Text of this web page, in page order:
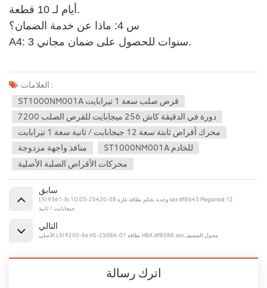
أيام لـ 10 قطعة.
A4: 3 سنوات للحصول على ضمان مجاني.
العلامات :
ST1000NM001A قرص صلب سعة 1 تيرابايت
7200 دورة في الدقيقة كاش 256 ميجابايت للقرص الصلب
محرك أقراص ثابتة سعة 12 جيجابايت / ثانية سعة 1 تيرابايت
منافذ واجهة مزدوجة
ST1000NM001A للخادم
محركات الأقراص الصلبة الأصلية
سابق
LSI 9361-8i 1G 05-25420-08 وحدة تحكم بطاقة غارة sas sff8643 Megaraid 12
جيجابايت / ثانية
التالي
الأصلي LSI 9200-8e H5-25086-01 بطاقة HBA sff8088 sas محول المضيف
اترك رسالة